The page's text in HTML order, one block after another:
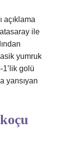
açıklama
ile
yumruk
1’lik golü
yansıyan